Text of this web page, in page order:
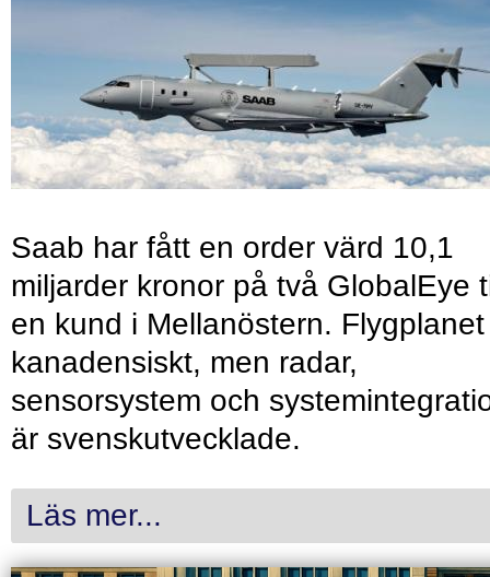
Saab har fått en order värd 10,1
miljarder kronor på två GlobalEye
en kund i Mellanöstern.
kanadensiskt, men radar,
sensorsystem och
är svenskutvecklade.
Läs mer...